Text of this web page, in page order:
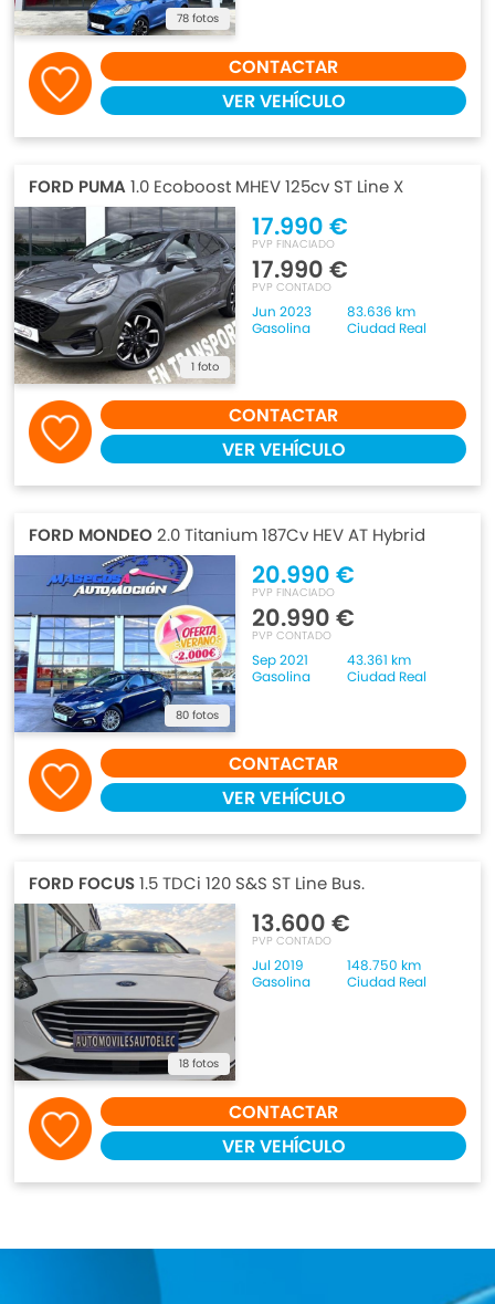
78 fotos
CONTACTAR
VER VEHÍCULO
FORD PUMA1.0 Ecoboost MHEV 125cv ST Line X
1 foto
17.990 €
PVP FINACIADO
17.990 €
PVP CONTADO
Jun 2023
83.636 km
Gasolina
Ciudad Real
CONTACTAR
VER VEHÍCULO
FORD MONDEO2.0 Titanium 187Cv HEV AT Hybrid
80 fotos
20.990 €
PVP FINACIADO
20.990 €
PVP CONTADO
Sep 2021
43.361 km
Gasolina
Ciudad Real
CONTACTAR
VER VEHÍCULO
FORD FOCUS1.5 TDCi 120 S&S ST Line Bus.
18 fotos
13.600 €
PVP CONTADO
Jul 2019
148.750 km
Gasolina
Ciudad Real
CONTACTAR
VER VEHÍCULO